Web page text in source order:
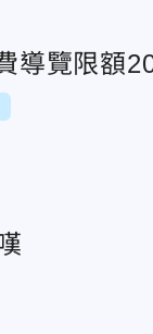
導覽限額